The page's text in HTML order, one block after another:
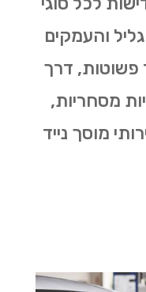
והעמקים
פשוטות, דרך
מסחריות,
מוסך נייד